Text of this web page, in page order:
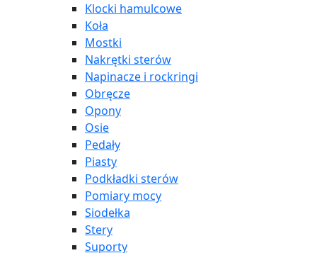
Klocki hamulcowe
Koła
Mostki
Nakrętki sterów
Napinacze i rockringi
Obręcze
Opony
Osie
Pedały
Piasty
Podkładki sterów
Pomiary mocy
Siodełka
Stery
Suporty